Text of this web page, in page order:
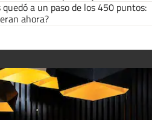
quedó a un paso de los 450 puntos:
ahora?